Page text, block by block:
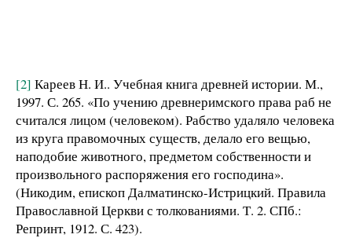
[2] Кареев Н. И.. Учебная книга древней истории. М.,
1997. С. 265. «По учению древнеримского права раб не
считался лицом (человеком). Рабство удаляло человека
из круга правомочных существ, делало его вещью,
наподобие животного, предметом собственности и
произвольного распоряжения его господина».
(Никодим, епископ Далматинско-Истрицкий. Правила
Православной Церкви с толкованиями. Т. 2. СПб.:
Репринт, 1912. С. 423).